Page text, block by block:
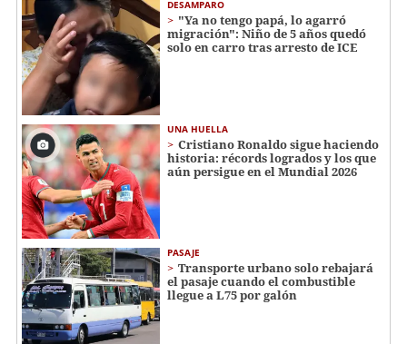
DESAMPARO
"Ya no tengo papá, lo agarró
migración": Niño de 5 años quedó
solo en carro tras arresto de ICE
UNA HUELLA
Cristiano Ronaldo sigue haciendo
historia: récords logrados y los que
aún persigue en el Mundial 2026
PASAJE
Transporte urbano solo rebajará
el pasaje cuando el combustible
llegue a L75 por galón